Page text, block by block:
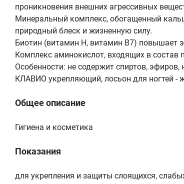
проникновения внешних агрессивных
Минеральный комплекс, обогащенный
природный блеск и жизненную силу.
Биотин (витамин Н, витамин В7) повышает
Комплекс аминокислот, входящих в состав
Особенности: не содержит спиртов,
КЛАВИО укрепляющий, лосьон для ногтей -
Общее описание
Гигиена и косметика
Показания
для укрепления и защиты слоящихся,